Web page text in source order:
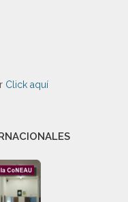
Click aquí